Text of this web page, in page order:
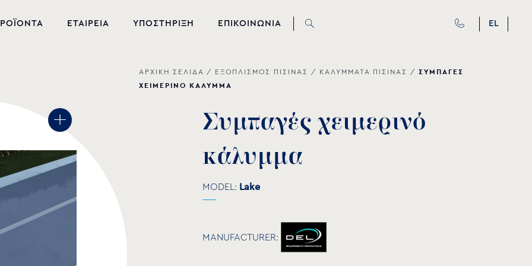
EL
ΥΔΡΟΜΑΣΑΖ
ΣΙΝΤΡΙΒΑΝΙ
PVC-U ΕΞΑΡΤΗΜΑΤΑ
ΕΤΑΙΡΕΙΑ ΥΠΟΣΤΗΡΙΞΗ ΕΠΙΚΟΙΝΩΝΙΑ
ΑΡΧΙΚΗ ΣΕΛΙΔΑ / ΕΞΟΠΛΙΣΜΟΣ ΠΙΣΙΝΑΣ / ΚΑΛΥΜΜΑΤΑ ΠΙΣΙΝΑΣ / ΣΥΜΠΑΓΕΣ
ΧΕΙΜΕΡΙΝΟ ΚΑΛΥΜΜΑ
Συμπαγές χειμερινό
κάλυμμα
MODEL: Lake
MANUFACTURER: